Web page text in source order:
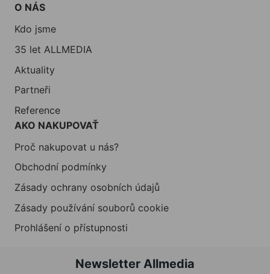
O NÁS
Kdo jsme
35 let ALLMEDIA
Aktuality
Partneři
Reference
AKO NAKUPOVAŤ
Proč nakupovat u nás?
Obchodní podmínky
Zásady ochrany osobních údajů
Zásady používání souborů cookie
Prohlášení o přístupnosti
Newsletter Allmedia